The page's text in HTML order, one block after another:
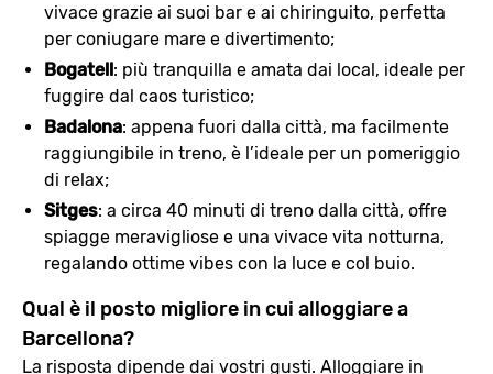
vivace grazie ai suoi bar e ai chiringuito, perfetta
per coniugare mare e divertimento;
Bogatell: più tranquilla e amata dai local, ideale per
fuggire dal caos turistico;
Badalona: appena fuori dalla città, ma facilmente
raggiungibile in treno, è l’ideale per un pomeriggio
di relax;
Sitges: a circa 40 minuti di treno dalla città, offre
spiagge meravigliose e una vivace vita notturna,
regalando ottime vibes con la luce e col buio.
Qual è il posto migliore in cui alloggiare a
Barcellona?
La risposta dipende dai vostri gusti. Alloggiare in